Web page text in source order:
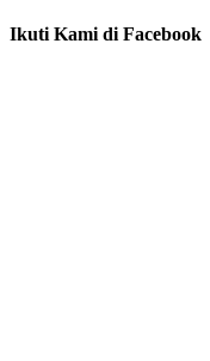
Ikuti Kami di Facebook